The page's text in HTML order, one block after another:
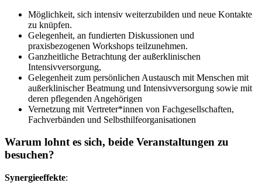
Möglichkeit, sich intensiv weiterzubilden und neue Kontakte
zu knüpfen.
Gelegenheit, an fundierten Diskussionen und
praxisbezogenen Workshops teilzunehmen.
Ganzheitliche Betrachtung der außerklinischen
Intensivversorgung,
Gelegenheit zum persönlichen Austausch mit Menschen mit
außerklinischer Beatmung und Intensivversorgung sowie mit
deren pflegenden Angehörigen
Vernetzung mit Vertreter*innen von Fachgesellschaften,
Fachverbänden und Selbsthilfeorganisationen
Warum lohnt es sich, beide Veranstaltungen zu
besuchen?
Synergieeffekte: